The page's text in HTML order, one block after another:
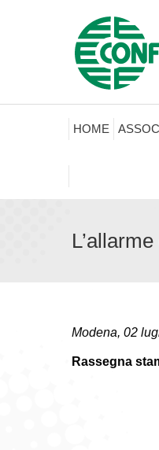
HOME
Modena, 02
Rassegna